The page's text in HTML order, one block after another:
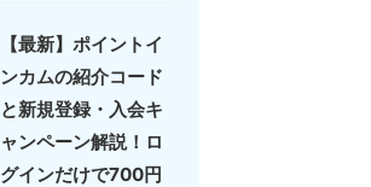
【最新】ポイントイ
ンカムの紹介コード
と新規登録・入会キ
ャンペーン解説！ロ
グインだけで700円